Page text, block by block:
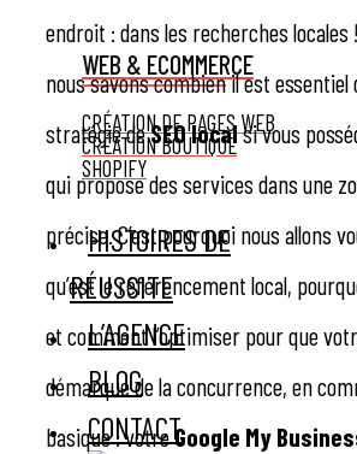
WEB & ECOMMERCE
CRÉATION DE PAGES WEB
CRÉATION BOUTIQUE
SHOPIFY
HISTOIRES DE
RÉUSSITE
L’AGENCE
BLOG
CONTACT
endroit : dans les recherches locales
nous savons combien il est
stratégie deSEO localsi vous
qui propose des services dans une
précise. C’est pourquoi nous allons
qu’est le référencement local,
et comment l’optimiser pour que
démarque de la concurrence, en
basique : votreGoogle My